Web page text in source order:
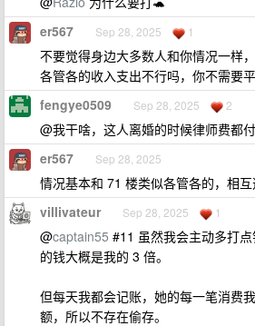
er567 Sep 28, 2025 1
不要觉得身边大多数人和你情况一样
各管各的收入支出不行吗，你不需要
fengye0509 Sep 28, 2025 2
@我干啥，这人离婚的时候律师费都
er567 Sep 28, 2025
情况基本和 71 楼类似各管各的，相
villivateur Sep 28, 2025 1
@captain55 #11 虽然我会主动多打
的钱大概是我的 3 倍。
但每天我都会记账，她的每一笔消费
额，所以不存在偷存。